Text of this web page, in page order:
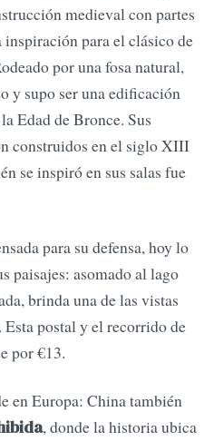
medieval con partes
para el clásico de
por una fosa natural,
y supo ser una edificación
Edad de Bronce. Sus
construidos en el siglo XIII
se inspiró en sus salas fue
para su defensa, hoy lo
paisajes: asomado al lago
brinda una de las vistas
postal y el recorrido de
por €13.
en Europa: China también
, donde la historia ubica